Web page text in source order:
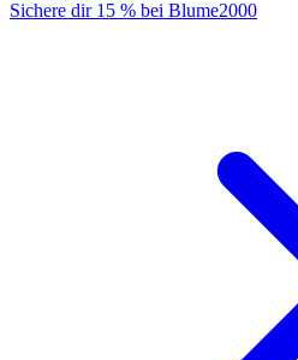
Sichere dir 15 % bei Blume2000